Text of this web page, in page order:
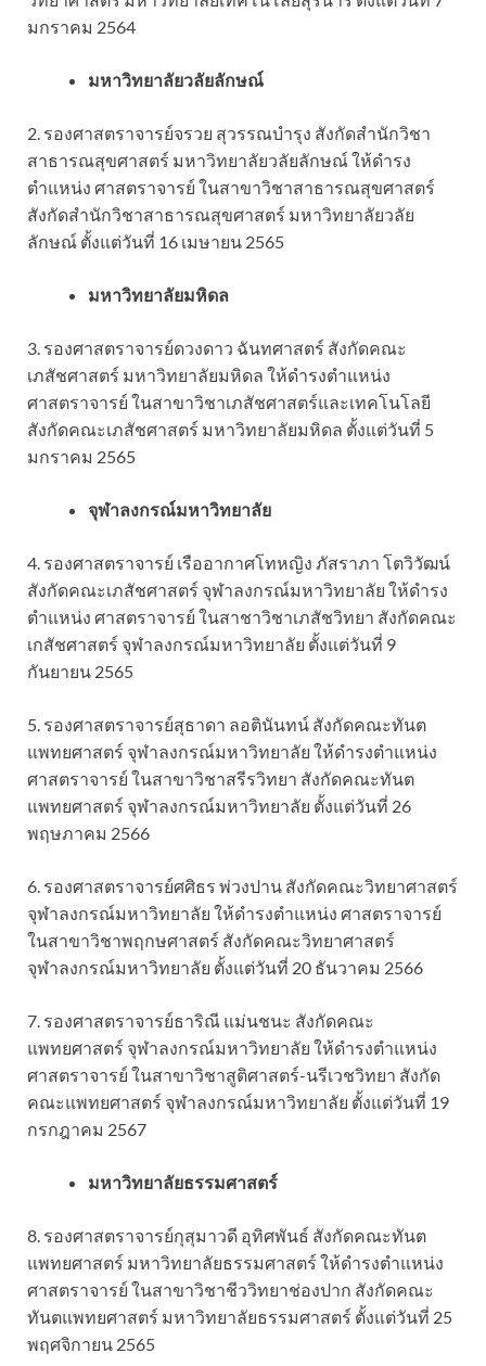
มกราคม 2564
มหาวิทยาลัยวลัยลักษณ์
2. รองศาสตราจารย์จรวย สุวรรณบำรุง สังกัดสำนักวิชา
สาธารณสุขศาสตร์ มหาวิทยาลัยวลัยลักษณ์ ให้ดำรง
ตำแหน่ง ศาสตราจารย์ ในสาขาวิชาสาธารณสุขศาสตร์
สังกัดสำนักวิชาสาธารณสุขศาสตร์ มหาวิทยาลัยวลัย
ลักษณ์ ตั้งแต่วันที่ 16 เมษายน 2565
มหาวิทยาลัยมหิดล
3. รองศาสตราจารย์ดวงดาว ฉันทศาสตร์ สังกัดคณะ
เภสัชศาสตร์ มหาวิทยาลัยมหิดล ให้ดำรงตำแหน่ง
ศาสตราจารย์ ในสาขาวิชาเภสัชศาสตร์และเทคโนโลยี
สังกัดคณะเภสัชศาสตร์ มหาวิทยาลัยมหิดล ตั้งแต่วันที่ 5
มกราคม 2565
จุฬาลงกรณ์มหาวิทยาลัย
4. รองศาสตราจารย์ เรืออากาศโทหญิง ภัสราภา โตวิวัฒน์
สังกัดคณะเภสัชศาสตร์ จุฬาลงกรณ์มหาวิทยาลัย ให้ดำรง
ตำแหน่ง ศาสตราจารย์ ในสาชาวิชาเภสัชวิทยา สังกัดคณะ
เกสัชศาสตร์ จุฬาลงกรณ์มหาวิทยาลัย ตั้งแต่วันที่ 9
กันยายน 2565
5. รองศาสตราจารย์สุธาดา ลอตินันทน์ สังกัดคณะทันต
แพทยศาสตร์ จุฬาลงกรณ์มหาวิทยาลัย ให้ดำรงตำแหน่ง
ศาสตราจารย์ ในสาขาวิชาสรีรวิทยา สังกัดคณะทันต
แพทยศาสตร์ จุฬาลงกรณ์มหาวิทยาลัย ตั้งแต่วันที่ 26
พฤษภาคม 2566
6. รองศาสตราจารย์ศศิธร พ่วงปาน สังกัดคณะวิทยาศาสตร์
จุฬาลงกรณ์มหาวิทยาลัย ให้ดำรงตำแหน่ง ศาสตราจารย์
ในสาขาวิชาพฤกษศาสตร์ สังกัดคณะวิทยาศาสตร์
จุฬาลงกรณ์มหาวิทยาลัย ตั้งแต่วันที่ 20 ธันวาคม 2566
7. รองศาสตราจารย์ธาริณี แม่นชนะ สังกัดคณะ
แพทยศาสตร์ จุฬาลงกรณ์มหาวิทยาลัย ให้ดำรงตำแหน่ง
ศาสตราจารย์ ในสาขาวิชาสูติศาสตร์-นรีเวชวิทยา สังกัด
คณะแพทยศาสตร์ จุฬาลงกรณ์มหาวิทยาลัย ตั้งแต่วันที่ 19
กรกฎาคม 2567
มหาวิทยาลัยธรรมศาสตร์
8. รองศาสตราจารย์กุสุมาวดี อุทิศพันธ์ สังกัดคณะทันต
แพทยศาสตร์ มหาวิทยาลัยธรรมศาสตร์ ให้ดำรงตำแหน่ง
ศาสตราจารย์ ในสาขาวิชาชีววิทยาช่องปาก สังกัดคณะ
ทันตแพทยศาสตร์ มหาวิทยาลัยธรรมศาสตร์ ตั้งแต่วันที่ 25
พฤศจิกายน 2565